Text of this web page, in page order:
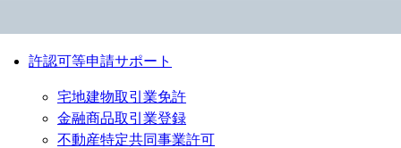
許認可等申請サポート
宅地建物取引業免許
金融商品取引業登録
不動産特定共同事業許可